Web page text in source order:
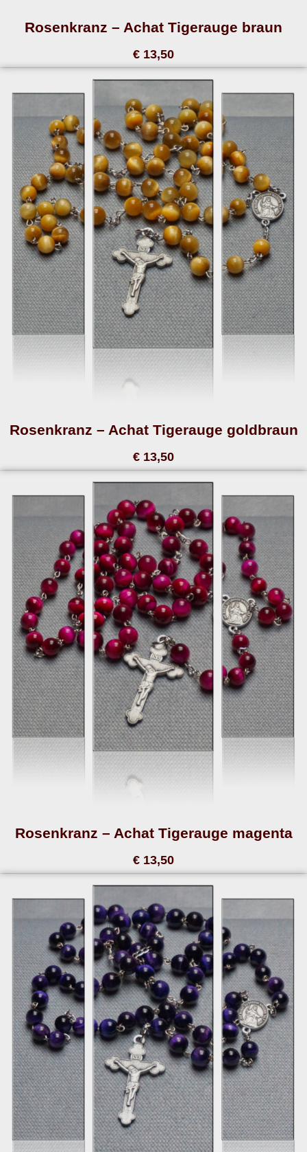
Rosenkranz – Achat Tigerauge braun
€ 13,50
Rosenkranz – Achat Tigerauge goldbraun
€ 13,50
Rosenkranz – Achat Tigerauge magenta
€ 13,50